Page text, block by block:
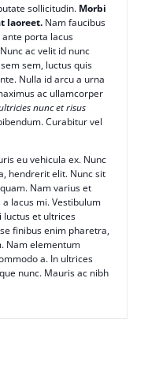
sollicitudin. Morbi
laoreet. Nam faucibus
porta lacus
ac velit id nunc
sem, luctus quis
Nulla id arcu a urna
ac ullamcorper
nunc et risus
Curabitur vel
eu vehicula ex. Nunc
hendrerit elit. Nunc sit
Nam varius et
lacus mi. Vestibulum
luctus et ultrices
finibus enim pharetra,
Nam elementum
a. In ultrices
nunc. Mauris ac nibh